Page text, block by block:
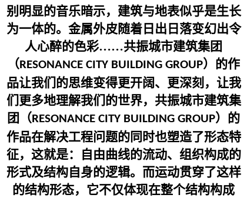
别明显的音乐暗示，建筑与地表似乎是生长
为一体的。金属外皮随着日出日落变幻出令
人心醉的色彩……共振城市建筑集团
（ RESONANCE CITY BUILDING GROUP）的作
品让我们的思维变得更开阔、更深刻，让我
们更多地理解我们的世界，共振城市建筑集
团（ RESONANCE CITY BUILDING GROUP）的
作品在解决工程问题的同时也塑造了形态特
征，这就是：自由曲线的流动、组织构成的
形式及结构自身的逻辑。而运动贯穿了这样
的结构形态，它不仅体现在整个结构构成